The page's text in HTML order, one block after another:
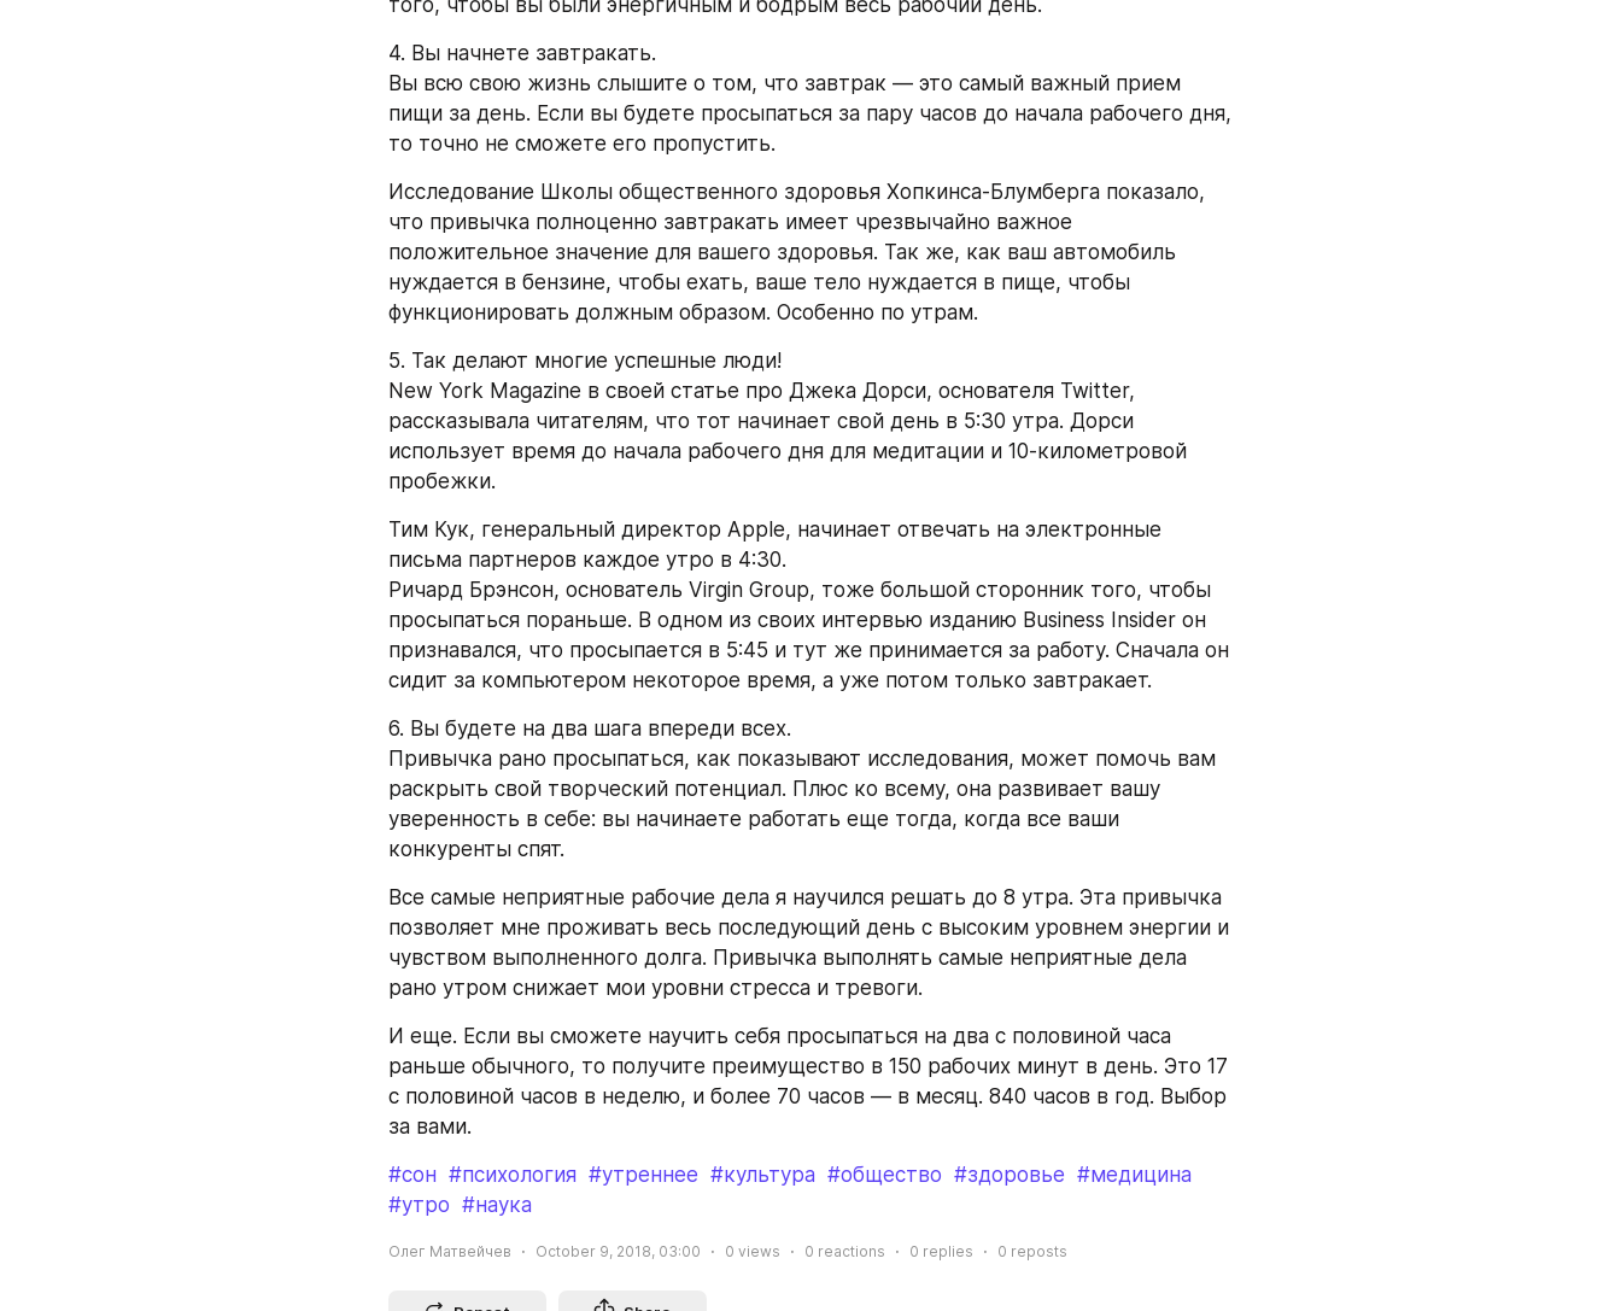
4. Вы начнете завтракать.
Вы всю свою жизнь слышите о том, что завтрак — это самый важный прием
пищи за день. Если вы будете просыпаться за пару часов до начала рабочего дня,
то точно не сможете его пропустить.
Исследование Школы общественного здоровья Хопкинса-Блумберга показало,
что привычка полноценно завтракать имеет чрезвычайно важное
положительное значение для вашего здоровья. Так же, как ваш автомобиль
нуждается в бензине, чтобы ехать, ваше тело нуждается в пище, чтобы
функционировать должным образом. Особенно по утрам.
5. Так делают многие успешные люди!
New York Magazine в своей статье про Джека Дорси, основателя Twitter,
рассказывала читателям, что тот начинает свой день в 5:30 утра. Дорси
использует время до начала рабочего дня для медитации и 10-километровой
пробежки.
Тим Кук, генеральный директор Apple, начинает отвечать на электронные
письма партнеров каждое утро в 4:30.
Ричард Брэнсон, основатель Virgin Group, тоже большой сторонник того, чтобы
просыпаться пораньше. В одном из своих интервью изданию Business Insider он
признавался, что просыпается в 5:45 и тут же принимается за работу. Сначала он
сидит за компьютером некоторое время, а уже потом только завтракает.
6. Вы будете на два шага впереди всех.
Привычка рано просыпаться, как показывают исследования, может помочь вам
раскрыть свой творческий потенциал. Плюс ко всему, она развивает вашу
уверенность в себе: вы начинаете работать еще тогда, когда все ваши
конкуренты спят.
Все самые неприятные рабочие дела я научился решать до 8 утра. Эта привычка
позволяет мне проживать весь последующий день с высоким уровнем энергии и
чувством выполненного долга. Привычка выполнять самые неприятные дела
рано утром снижает мои уровни стресса и тревоги.
И еще. Если вы сможете научить себя просыпаться на два с половиной часа
раньше обычного, то получите преимущество в 150 рабочих минут в день. Это 17
с половиной часов в неделю, и более 70 часов — в месяц. 840 часов в год. Выбор
за вами.
#сон #психология #утреннее #культура #общество #здоровье #медицина
#утро #наука
Олег Матвейчев October 9, 2018, 03:00 0 views 0 reactions 0 replies 0 reposts